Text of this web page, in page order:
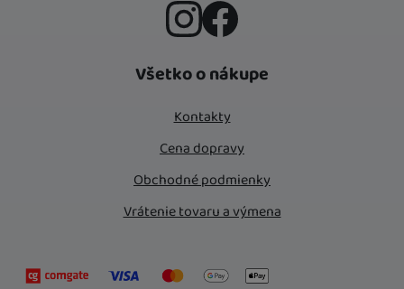
Všetko o nákupe
Kontakty
Cena dopravy
Obchodné podmienky
Vrátenie tovaru a výmena